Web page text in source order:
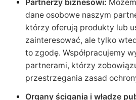
Partnerzy biznesowi:
dane osobowe naszym
którzy oferują produkty lub
zainteresować, ale tylko
to zgodę. Współpracujemy
partnerami, którzy
przestrzegania zasad
Organy ścigania i władze